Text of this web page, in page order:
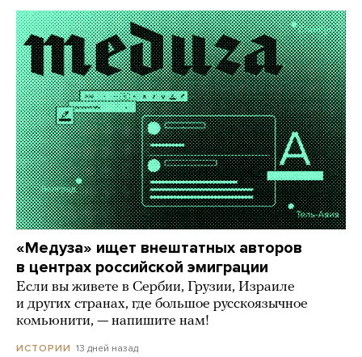
«Медуза» ищет внештатных авторов
в центрах российской эмиграции
Если вы живете в Сербии, Грузии, Израиле
и других странах, где большое русскоязычное
комьюнити, — напишите нам!
ИСТОРИИ 13 дней назад